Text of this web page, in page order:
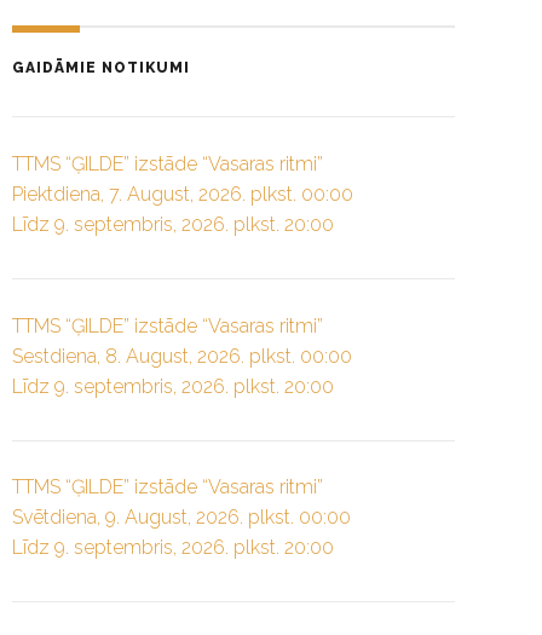
GAIDĀMIE NOTIKUMI
TTMS “ĢILDE” izstāde “Vasaras ritmi”
Piektdiena, 7. August, 2026. plkst. 00:00
Līdz 9. septembris, 2026. plkst. 20:00
TTMS “ĢILDE” izstāde “Vasaras ritmi”
Sestdiena, 8. August, 2026. plkst. 00:00
Līdz 9. septembris, 2026. plkst. 20:00
TTMS “ĢILDE” izstāde “Vasaras ritmi”
Svētdiena, 9. August, 2026. plkst. 00:00
Līdz 9. septembris, 2026. plkst. 20:00